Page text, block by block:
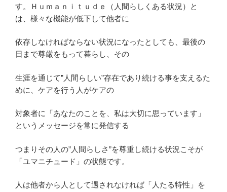
す。Ｈｕｍａｎｉｔｕｄｅ（人間らしくある状況）と
は、様々な機能が低下して他者に
依存しなければならない状況になったとしても、最後の
日まで尊厳をもって暮らし、その
生涯を通じて”人間らしい”存在であり続ける事を支えるた
めに、ケアを行う人がケアの
対象者に「あなたのことを、私は大切に思っています」
というメッセージを常に発信する
つまりその人の”人間らしさ”を尊重し続ける状況こそが
「ユマニチュード」の状態です。
人は他者から人として遇されなければ「人たる特性」を